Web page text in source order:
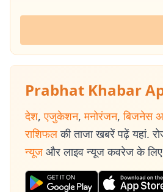
Prabhat Khabar
देश, एजुकेशन, मनोरंजन, बिजनेस
राशिफल की ताजा खबरें पढ़ें यहां.
न्यूज और लाइव न्यूज कवरेज के लिए